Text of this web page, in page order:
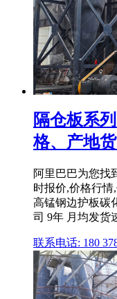
隔仓板系
格、产地
阿里巴巴为您找
时报价,价格行
高锰钢边护板碳
司 9年 月均发货
联系电话: 180